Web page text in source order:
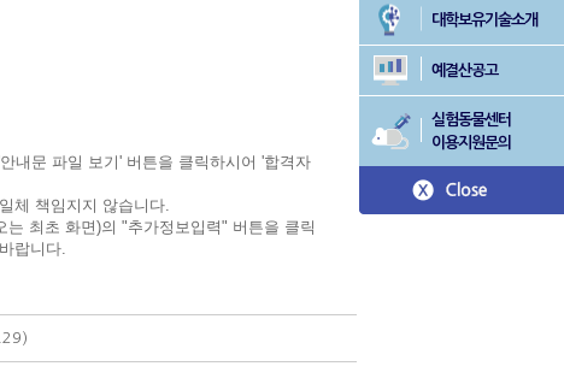
내문 파일 보기' 버튼을 클릭하시어 '합격자
체 책임지지 않습니다.
최초 화면)의 "추가정보입력" 버튼을 클릭
랍니다.
대학보유기술소개
예결산공고
실험동물센터
이용지원문의